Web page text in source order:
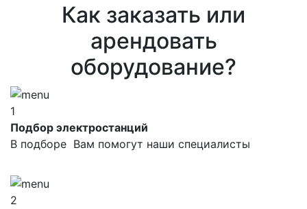
Как заказать или
арендовать
оборудование?
1
Подбор электростанций
В подборе Вам помогут наши специалисты
2